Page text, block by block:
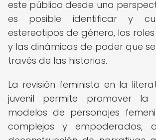
este público desde una
es posible identificar y
estereotipos de género, los
y las dinámicas de poder que
través de las historias.
La revisión feminista en la
juvenil permite promover la
modelos de personajes
complejos y empoderados,